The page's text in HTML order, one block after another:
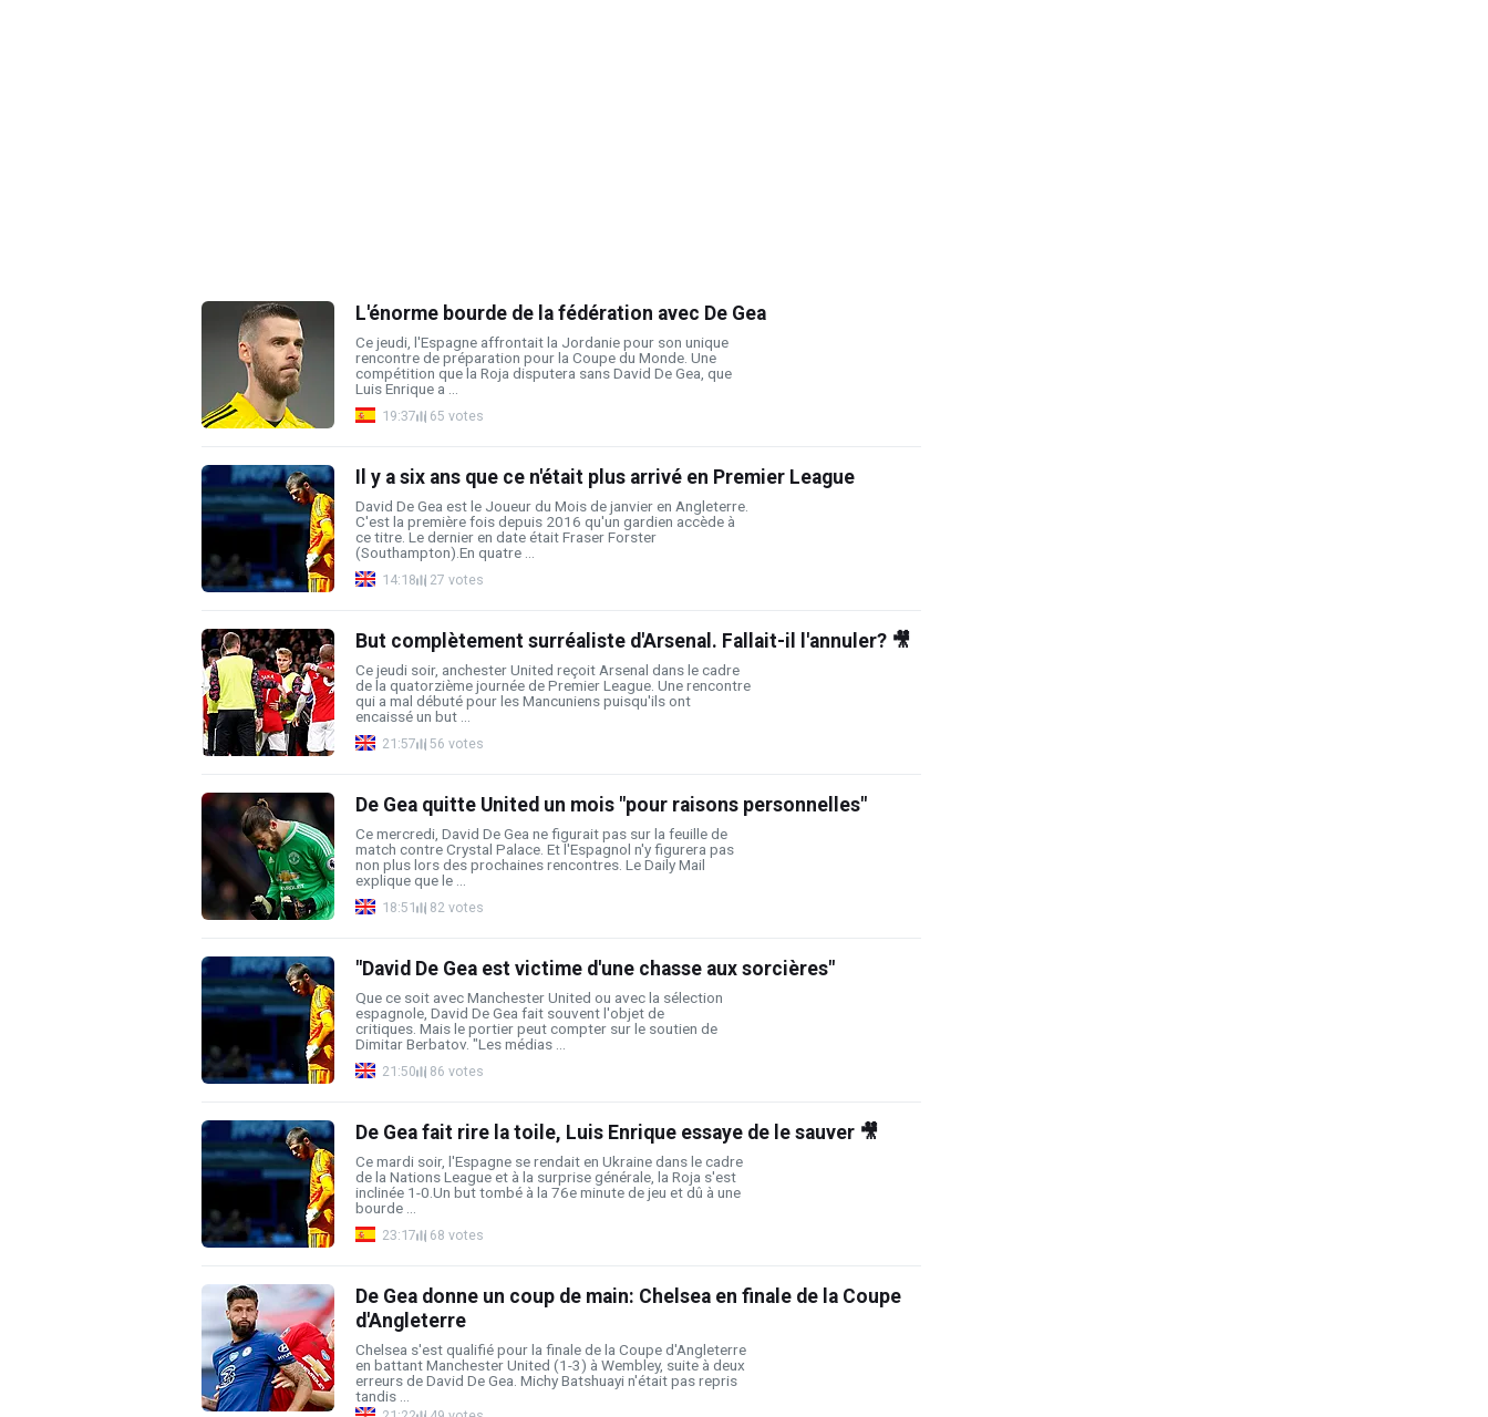
L'énorme bourde de la fédération avec De Gea
Ce jeudi, l'Espagne affrontait la Jordanie pour son unique
rencontre de préparation pour la Coupe du Monde. Une
compétition que la Roja disputera sans David De Gea, que
Luis Enrique a ...
19:37 65 votes
Il y a six ans que ce n'était plus arrivé en Premier League
David De Gea est le Joueur du Mois de janvier en Angleterre.
C'est la première fois depuis 2016 qu'un gardien accède à
ce titre. Le dernier en date était Fraser Forster
(Southampton).En quatre ...
14:18 27 votes
But complètement surréaliste d'Arsenal. Fallait-il l'annuler? 🎥
Ce jeudi soir, anchester United reçoit Arsenal dans le cadre
de la quatorzième journée de Premier League. Une rencontre
qui a mal débuté pour les Mancuniens puisqu'ils ont
encaissé un but ...
21:57 56 votes
De Gea quitte United un mois "pour raisons personnelles"
Ce mercredi, David De Gea ne figurait pas sur la feuille de
match contre Crystal Palace. Et l'Espagnol n'y figurera pas
non plus lors des prochaines rencontres. Le Daily Mail
explique que le ...
18:51 82 votes
"David De Gea est victime d'une chasse aux sorcières"
Que ce soit avec Manchester United ou avec la sélection
espagnole, David De Gea fait souvent l'objet de
critiques. Mais le portier peut compter sur le soutien de
Dimitar Berbatov. "Les médias ...
21:50 86 votes
De Gea fait rire la toile, Luis Enrique essaye de le sauver 🎥
Ce mardi soir, l'Espagne se rendait en Ukraine dans le cadre
de la Nations League et à la surprise générale, la Roja s'est
inclinée 1-0.Un but tombé à la 76e minute de jeu et dû à une
bourde ...
23:17 68 votes
De Gea donne un coup de main: Chelsea en finale de la Coupe
d'Angleterre
Chelsea s'est qualifié pour la finale de la Coupe d'Angleterre
en battant Manchester United (1-3) à Wembley, suite à deux
erreurs de David De Gea. Michy Batshuayi n'était pas repris
tandis ...